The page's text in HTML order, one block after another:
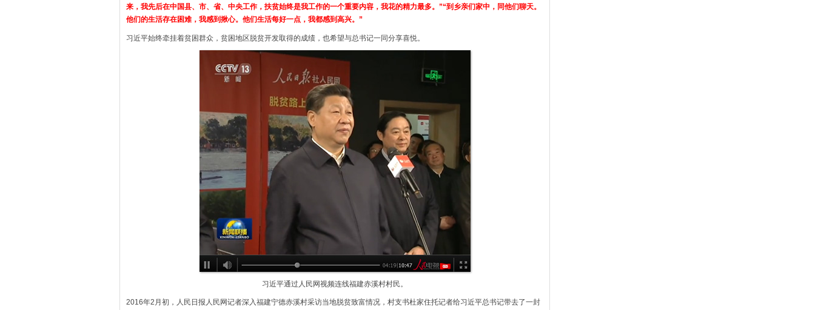
来，我先后在中国县、市、省、中央工作，扶贫始终是我工作的一个重要内容，我花的精力最多。”“到乡亲们家中，同他们聊天。
他们的生活存在困难，我感到揪心。他们生活每好一点，我都感到高兴。”
习近平始终牵挂着贫困群众，贫困地区脱贫开发取得的成绩，也希望与总书记一同分享喜悦。
习近平通过人民网视频连线福建赤溪村村民。
2016年2月初，人民日报人民网记者深入福建宁德赤溪村采访当地脱贫致富情况，村支书杜家住托记者给习近平总书记带去了一封